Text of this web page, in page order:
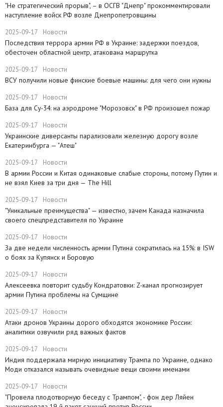
"Не стратегический прорыв", – в ОСГВ "Днепр" прокомментировали
наступление войск РФ возле Днепропетровщины
2025-09-17 Новости
Последствия террора армии РФ в Украине: задержки поездов,
обесточен областной центр, атакована маршрутка
2025-09-17 Новости
ВСУ получили новые финские боевые машины: для чего они нужны
2025-09-17 Новости
База для Су-34: на аэродроме "Морозовск" в РФ произошел пожар
2025-09-17 Новости
Украинские диверсанты парализовали железную дорогу возле
Екатеринбурга — "Атеш"
2025-09-17 Новости
​В армии России и Китая одинаковые слабые стороны, потому Путин и
не взял Киев за три дня — The Hill
2025-09-17 Новости
​"Уникальные преимущества" — известно, зачем Канада назначила
своего спецпредставителя по Украине
2025-09-17 Новости
​За две недели численность армии Путина сократилась на 15%: в ISW
о боях за Купянск и Боровую
2025-09-17 Новости
​Алексеевка повторит судьбу Кондратовки: Z-канал прогнозирует
армии Путина проблемы на Сумщине
2025-09-17 Новости
​Атаки дронов Украины дорого обходятся экономике России:
аналитики озвучили ряд важных фактов
2025-09-17 Новости
​Индия поддержала мирную инициативу Трампа по Украине, однако
Моди отказался называть очевидные вещи своими именами
2025-09-17 Новости
​"Провела плодотворную беседу с Трампом", - фон дер Ляйен